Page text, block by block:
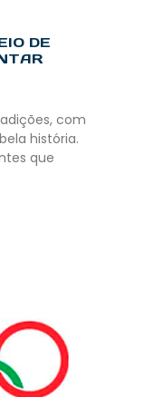
DE
com
história.
que